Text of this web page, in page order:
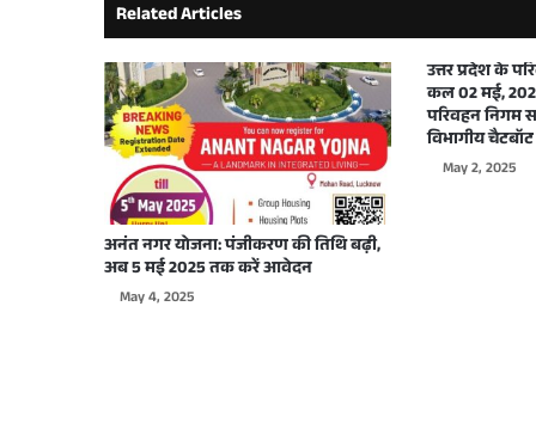
September 29, 2025
September 26, 2025
September 22, 2025
Related Articles
अनंत नगर योजना: पंजीकरण की तिथि बढ़ी,
अब 5 मई 2025 तक करें आवेदन
May 4, 2025
उत्तर प्रदेश के
कल 02 मई,
परिवहन निगम
विभागीय
May 2, 2025